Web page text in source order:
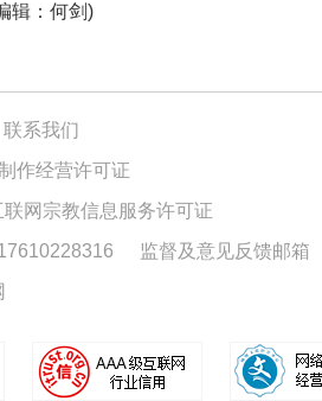
辑 ：何剑)
联系我们
作经营许可证
联网宗教信息服务许可证
监督及意见反馈邮箱